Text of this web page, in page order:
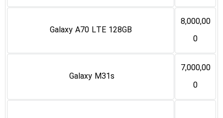
8,000,00
0
Galaxy A70 LTE 128GB
7,000,00
0
Galaxy M31s